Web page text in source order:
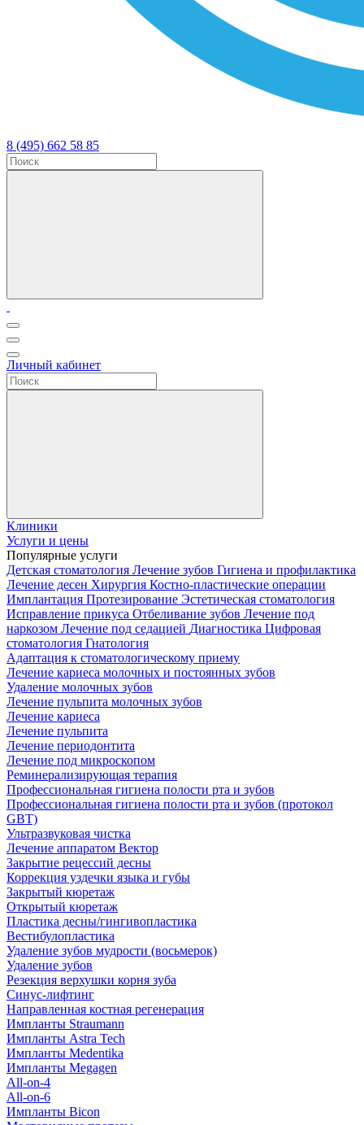
8 (495) 662 58 85
Личный кабинет
Клиники
Услуги и цены
Популярные услуги
Детская стоматология Лечение зубов Гигиена и профилактика
Лечение десен Хирургия Костно-пластические операции
Имплантация Протезирование Эстетическая стоматология
Исправление прикуса Отбеливание зубов Лечение под
наркозом Лечение под седацией Диагностика Цифровая
стоматология Гнатология
Адаптация к стоматологическому приему
Лечение кариеса молочных и постоянных зубов
Удаление молочных зубов
Лечение пульпита молочных зубов
Лечение кариеса
Лечение пульпита
Лечение периодонтита
Лечение под микроскопом
Реминерализирующая терапия
Профессиональная гигиена полости рта и зубов
Профессиональная гигиена полости рта и зубов (протокол
GBT)
Ультразвуковая чистка
Лечение аппаратом Вектор
Закрытие рецессий десны
Коррекция уздечки языка и губы
Закрытый кюретаж
Открытый кюретаж
Пластика десны/гингивопластика
Вестибулопластика
Удаление зубов мудрости (восьмерок)
Удаление зубов
Резекция верхушки корня зуба
Синус-лифтинг
Направленная костная регенерация
Импланты Straumann
Импланты Astra Tech
Импланты Medentika
Импланты Megagen
All-on-4
All-on-6
Импланты Bicon